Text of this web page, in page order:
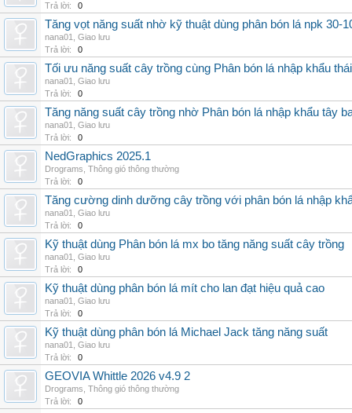
Trả lời:
0
Tăng vọt năng suất nhờ kỹ thuật dùng phân bón lá npk 30-
nana01
Giao lưu
Trả lời:
0
Tối ưu năng suất cây trồng cùng Phân bón lá nhập khẩu
nana01
Giao lưu
Trả lời:
0
Tăng năng suất cây trồng nhờ Phân bón lá nhập khẩu tây
nana01
Giao lưu
Trả lời:
0
NedGraphics 2025.1
Drograms Thông gió thông thường
Trả lời:
0
Tăng cường dinh dưỡng cây trồng với phân bón lá nhập
nana01
Giao lưu
Trả lời:
0
Kỹ thuật dùng Phân bón lá mx bo tăng năng suất cây trồng
nana01
Giao lưu
Trả lời:
0
Kỹ thuật dùng phân bón lá mít cho lan đạt hiệu quả cao
nana01
Giao lưu
Trả lời:
0
Kỹ thuật dùng phân bón lá Michael Jack tăng năng suất
nana01
Giao lưu
Trả lời:
0
GEOVIA Whittle 2026 v4.9 2
Drograms Thông gió thông thường
Trả lời:
0